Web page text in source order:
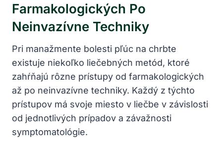
Farmakologických Po
Neinvazívne Techniky
Pri manažmente bolesti pľúc na chrbte
existuje niekoľko liečebných metód, ktoré
zahŕňajú rôzne prístupy od farmakologických
až po neinvazívne techniky. Každý z týchto
prístupov má svoje miesto v liečbe v závislosti
od jednotlivých prípadov a závažnosti
symptomatológie.